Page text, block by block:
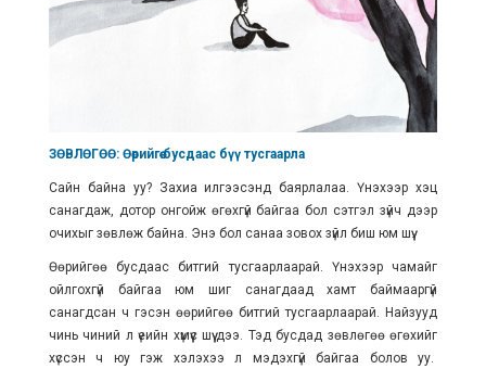
ЗӨВЛӨГӨӨ: Өөрийгөө бусдаас бүү тусгаарла
Сайн байна уу? Захиа илгээсэнд баярлалаа. Үнэхээр хэцүү
санагдаж, дотор онгойж өгөхгүй байгаа бол сэтгэл зүйч дээр
очихыг зөвлөж байна. Энэ бол санаа зовох зүйл биш юм шүү.
Өөрийгөө бусдаас битгий тусгаарлаарай. Үнэхээр чамайг
ойлгохгүй байгаа юм шиг санагдаад хамт баймааргүй
санагдсан ч гэсэн өөрийгөө битгий тусгаарлаарай. Найзууд
чинь чиний л үеийн хүмүүс шүү дээ. Тэд бусдад зөвлөгөө өгөхийг
хүссэн ч юу гэж хэлэхээ л мэдэхгүй байгаа болов уу.